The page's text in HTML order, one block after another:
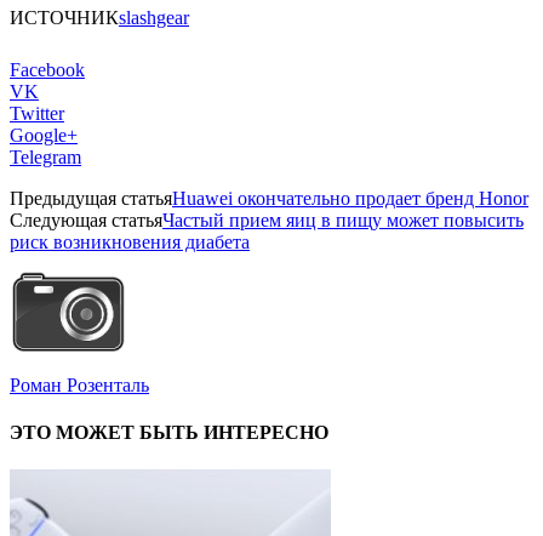
ИСТОЧНИКslashgear
Facebook
VK
Twitter
Google+
Telegram
Предыдущая статьяHuawei окончательно продает бренд Honor
Следующая статьяЧастый прием яиц в пищу может повысить
риск возникновения диабета
Роман Розенталь
ЭТО МОЖЕТ БЫТЬ ИНТЕРЕСНО